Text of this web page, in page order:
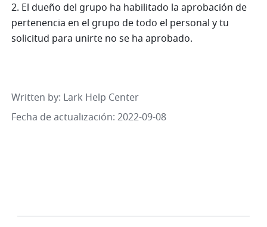
2. El dueño del grupo ha habilitado la aprobación de
pertenencia en el grupo de todo el personal y tu
solicitud para unirte no se ha aprobado.
Written by: Lark Help Center
Fecha de actualización: 2022-09-08